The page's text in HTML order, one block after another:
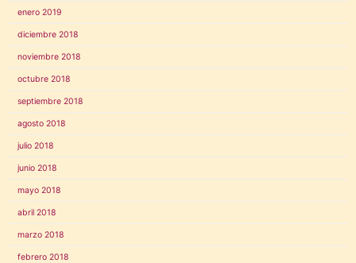
enero 2019
diciembre 2018
noviembre 2018
octubre 2018
septiembre 2018
agosto 2018
julio 2018
junio 2018
mayo 2018
abril 2018
marzo 2018
febrero 2018